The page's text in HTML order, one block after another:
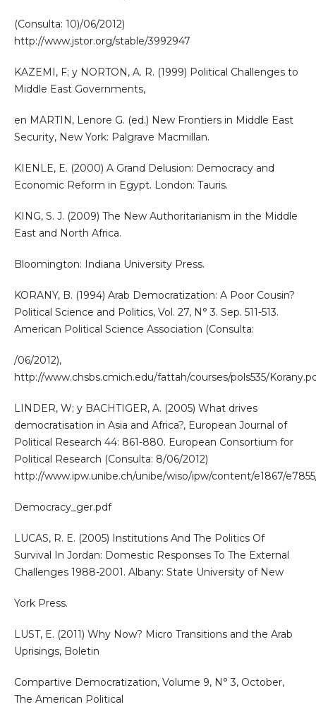
(Consulta: 10)/06/2012)
http://www.jstor.org/stable/3992947
KAZEMI, F; y NORTON, A. R. (1999) Political Challenges to
Middle East Governments,
en MARTIN, Lenore G. (ed.) New Frontiers in Middle East
Security, New York: Palgrave Macmillan.
KIENLE, E. (2000) A Grand Delusion: Democracy and
Economic Reform in Egypt. London: Tauris.
KING, S. J. (2009) The New Authoritarianism in the Middle
East and North Africa.
Bloomington: Indiana University Press.
KORANY, B. (1994) Arab Democratization: A Poor Cousin?
Political Science and Politics, Vol. 27, N° 3. Sep. 511-513.
American Political Science Association (Consulta:
/06/2012),
http://www.chsbs.cmich.edu/fattah/courses/pols535/
LINDER, W; y BACHTIGER, A. (2005) What drives
democratisation in Asia and Africa?, European Journal of
Political Research 44: 861-880. European Consortium for
Political Research (Consulta: 8/06/2012)
http://www.ipw.unibe.ch/unibe/wiso/ipw/content/e1867/
Democracy_ger.pdf
LUCAS, R. E. (2005) Institutions And The Politics Of
Survival In Jordan: Domestic Responses To The External
Challenges 1988-2001. Albany: State University of New
York Press.
LUST, E. (2011) Why Now? Micro Transitions and the Arab
Uprisings, Boletin
Compartive Democratization, Volume 9, N° 3, October,
The American Political